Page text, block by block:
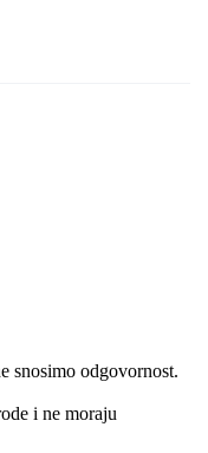
snosimo odgovornost.
i ne moraju